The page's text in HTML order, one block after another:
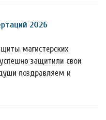
2026
магистерских
защитили свои
поздравляем и